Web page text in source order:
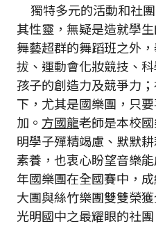
獨特多元的活動和社
其性靈，無疑是造就學
舞藝超群的舞蹈班之外
拔、運動會化妝競技、
孩子的創造力及競爭力
下，尤其是國樂團，只
加。 方國龍老師是本校
明學子殫精竭慮、默默
素養，也衷心盼望音樂
年國樂團在全國賽中，
大團與絲竹樂團雙雙榮
光明國中之最耀眼的社團